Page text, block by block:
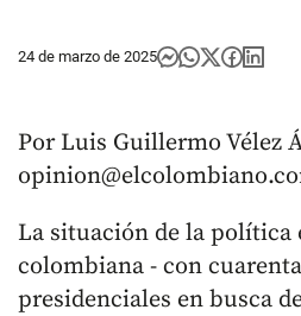
24 de marzo de 2025
Por Luis Guillermo Vélez
La situación de la política
colombiana - con
presidenciales en busca